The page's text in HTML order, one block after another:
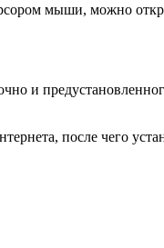
мыши, можно
и
после чего